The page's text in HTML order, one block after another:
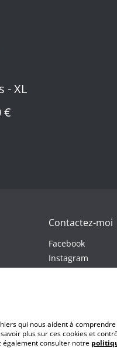
- XL
€
Contactez-moi
Facebook
Instagram
qui nous aident à
plus sur ces cookies et
également consulter notre